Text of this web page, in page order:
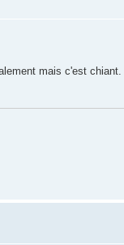
mais c'est chiant.